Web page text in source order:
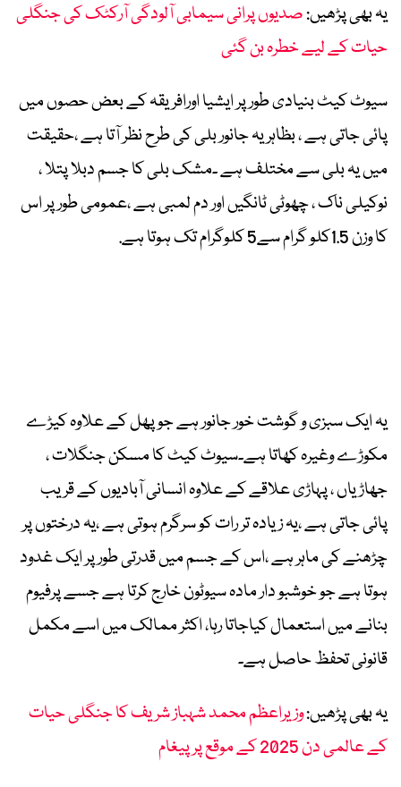
یہ بھی پڑھیں:صدیوں پرانی سیمابی آلودگی آرکٹک کی جنگلی
حیات کے لیے خطرہ بن گئی
سیوٹ کیٹ بنیادی طور پر ایشیا اورافریقہ کے بعض حصوں میں
پائی جاتی ہے ، بظاہریہ جانور بلی کی طرح نظر آتا ہے ،حقیقت
میں یہ بلی سے مختلف ہے ۔مشک بلی کا جسم دبلا پتلا ،
نوکیلی ناک ، چھوٹی ٹانگیں اور دم لمبی ہے ،عمومی طور پر اس
کا وزن 1.5کلو گرام سے5 کلوگرام تک ہوتا ہے.
یہ ایک سبزی و گوشت خور جانور ہے جو پھل کے علاوہ کیڑے
مکوڑے وغیرہ کھاتا ہے۔سیوٹ کیٹ کا مسکن جنگلات ،
جھاڑیاں ، پہاڑی علاقے کے علاوہ انسانی آبادیوں کے قریب
پائی جاتی ہے ،یہ زیادہ تر رات کو سرگرم ہوتی ہے ،یہ درختوں پر
چڑھنے کی ماہر ہے ،اس کے جسم میں قدرتی طور پر ایک غدود
ہوتا ہے جو خوشبو دار مادہ سیوٹون خارج کرتا ہے جسے پرفیوم
بنانے میں استعمال کیاجاتا رہا، اکثر ممالک میں اسے مکمل
قانونی تحفظ حاصل ہے۔
یہ بھی پڑھیں:وزیراعظم محمد شہباز شریف کا جنگلی حیات
کے عالمی دن 2025 کے موقع پر پیغام